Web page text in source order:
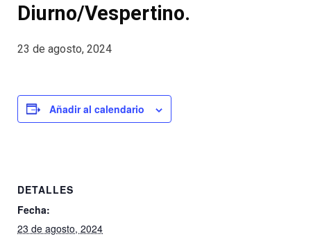
Diurno/Vespertino.
23 de agosto, 2024
Añadir al calendario
DETALLES
Fecha:
23 de agosto, 2024